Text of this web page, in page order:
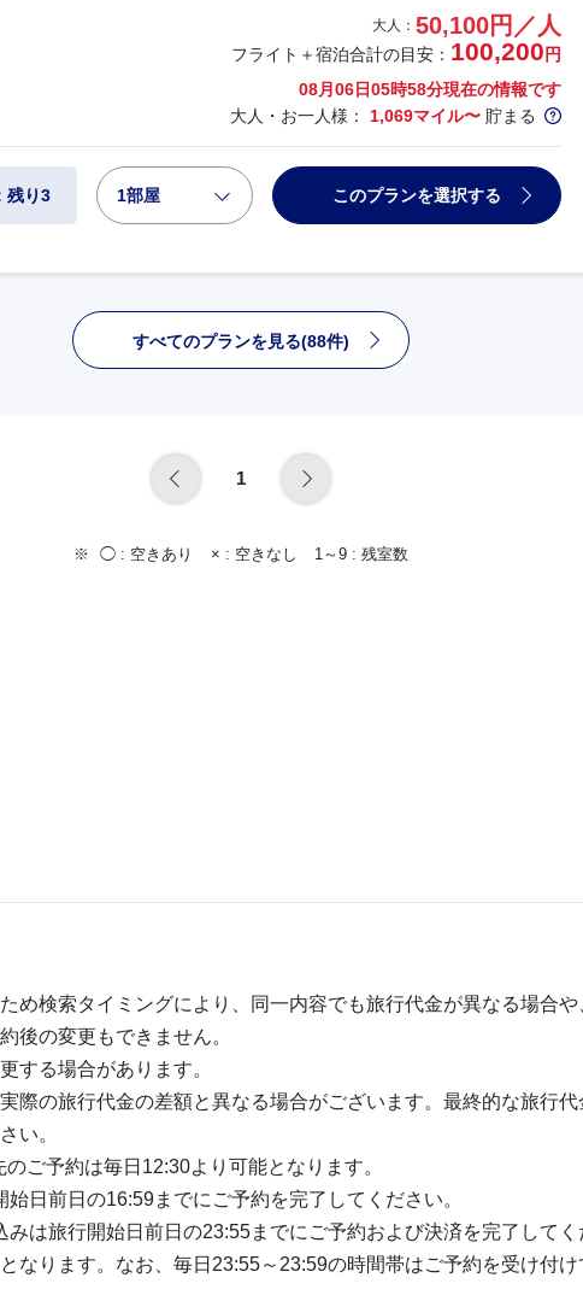
大人： 50,100円／人
フライト＋宿泊合計の目安： 100,200 円
08月06日05時58分現在の情報です
大人・お一人様： 1,069マイル〜 貯まる
残り3 1部屋 このプランを選択する
すべてのプランを見る(88件)
1
◯ : 空きあり × : 空きなし 1～9 : 残室数
め検索タイミングにより、同一内容でも旅行代金が異なる場合や
後の変更もできません。
する場合があります。
際の旅行代金の差額と異なる場合がございます。最終的な旅行代
い。
ご予約は毎日12:30より可能となります。
日前日の16:59までにご予約を完了してください。
は旅行開始日前日の23:55までにご予約および決済を完了してく
なります。なお、毎日23:55～23:59の時間帯はご予約を受け付け